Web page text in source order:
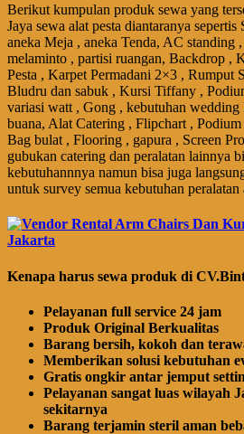
Berikut kumpulan produk sewa yang
Jaya sewa alat pesta diantaranya
aneka Meja , aneka Tenda, AC standing
melaminto , partisi ruangan, Backdrop ,
Pesta , Karpet Permadani 2×3 , Rumput
Bludru dan sabuk , Kursi Tiffany ,
variasi watt , Gong , kebutuhan wedding
buana, Alat Catering , Flipchart ,
Bag bulat , Flooring , gapura , Screen
gubukan catering dan peralatan lainnya
kebutuhannnya namun bisa juga
untuk survey semua kebutuhan peralatan
Kenapa harus sewa produk di
Pelayanan full service 24 jam
Produk Original Berkualitas
Barang bersih, kokoh dan
Memberikan solusi kebutuhan
Gratis ongkir antar jemput
Pelayanan sangat luas wilayah
sekitarnya
Barang terjamin steril aman